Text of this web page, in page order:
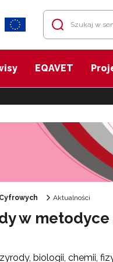
EQAVET
Aktualności
w
biologii, chemii,